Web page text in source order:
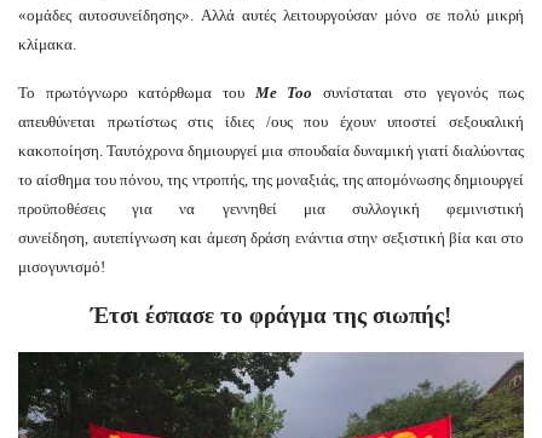
«ομάδες αυτοσυνείδησης». Αλλά αυτές λειτουργούσαν μόνο σε πολύ μικρή
κλίμακα.
Το πρωτόγνωρο κατόρθωμα του Me Τοο συνίσταται στο γεγονός πως
απευθύνεται πρωτίστως στις ίδιες /ους που έχουν υποστεί σεξουαλική
κακοποίηση. Ταυτόχρονα δημιουργεί μια σπουδαία δυναμική γιατί διαλύοντας
το αίσθημα του πόνου, της ντροπής, της μοναξιάς, της απομόνωσης δημιουργεί
προϋποθέσεις για να γεννηθεί μια συλλογική φεμινιστική
συνείδηση, αυτεπίγνωση και άμεση δράση ενάντια στην σεξιστική βία και στο
μισογυνισμό!
Έτσι έσπασε το φράγμα της σιωπής!